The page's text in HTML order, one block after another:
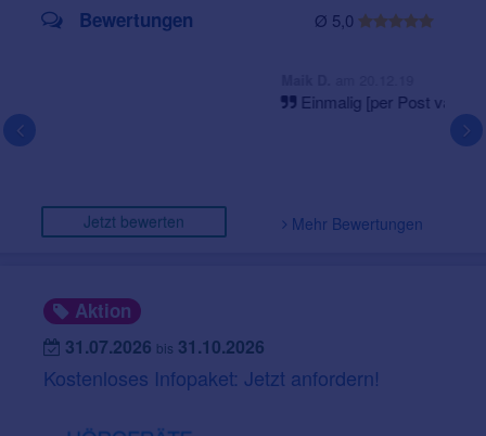
Ø 5,0
Bewertungen
Jetzt bewerten Mehr Bewertungen
Aktion
31.07.2026 bis 31.10.2026
Kostenloses Infopaket: Jetzt anfordern!